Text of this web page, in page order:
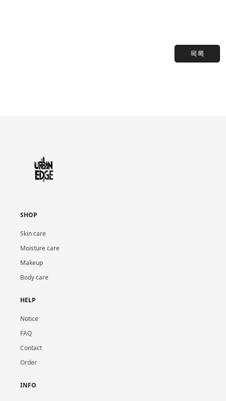
목록
SHOP
Skin care
Moisture care
Makeup
Body care
HELP
Notice
FAQ
Contact
Order
INFO